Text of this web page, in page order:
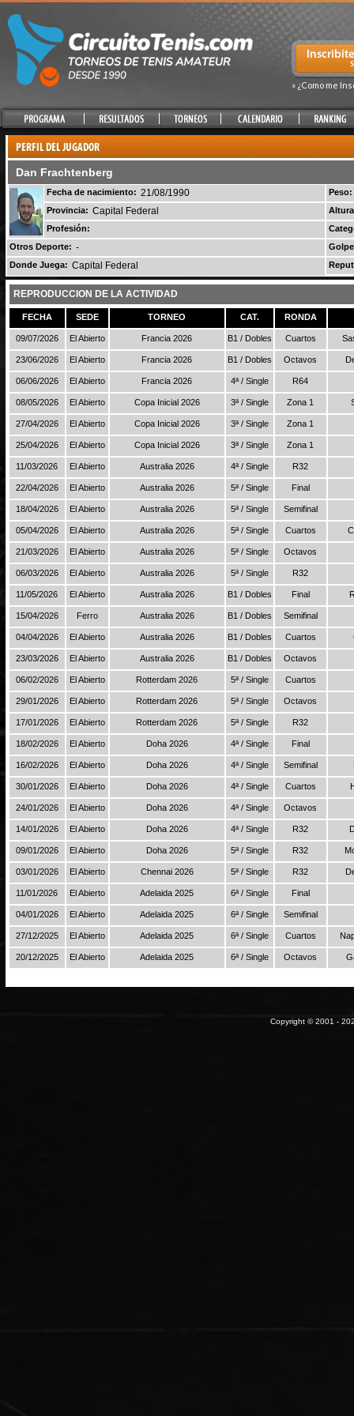
» ¿Como me
Dan Frachtenberg
Fecha de nacimiento: 21/08/1990
Peso:
Provincia: Capital Federal
Profesión:
Otros Deporte: -
Donde Juega: Capital Federal
REPRODUCCION DE LA ACTIVIDAD
FECHA SEDE TORNEO CAT. RONDA
09/07/2026 El Abierto Francia 2026 B1 / Dobles Cuartos
23/06/2026 El Abierto Francia 2026 B1 / Dobles Octavos
06/06/2026 El Abierto Francia 2026 4ª / Single R64
08/05/2026 El Abierto Copa Inicial 2026 3ª / Single Zona 1
27/04/2026 El Abierto Copa Inicial 2026 3ª / Single Zona 1
25/04/2026 El Abierto Copa Inicial 2026 3ª / Single Zona 1
11/03/2026 El Abierto Australia 2026 4ª / Single R32
22/04/2026 El Abierto Australia 2026 5ª / Single Final
18/04/2026 El Abierto Australia 2026 5ª / Single Semifinal
05/04/2026 El Abierto Australia 2026 5ª / Single Cuartos
21/03/2026 El Abierto Australia 2026 5ª / Single Octavos
06/03/2026 El Abierto Australia 2026 5ª / Single R32
11/05/2026 El Abierto Australia 2026 B1 / Dobles Final
15/04/2026 Ferro Australia 2026 B1 / Dobles Semifinal
04/04/2026 El Abierto Australia 2026 B1 / Dobles Cuartos
23/03/2026 El Abierto Australia 2026 B1 / Dobles Octavos
06/02/2026 El Abierto Rotterdam 2026 5ª / Single Cuartos
29/01/2026 El Abierto Rotterdam 2026 5ª / Single Octavos
17/01/2026 El Abierto Rotterdam 2026 5ª / Single R32
18/02/2026 El Abierto Doha 2026 4ª / Single Final
16/02/2026 El Abierto Doha 2026 4ª / Single Semifinal
30/01/2026 El Abierto Doha 2026 4ª / Single Cuartos
24/01/2026 El Abierto Doha 2026 4ª / Single Octavos
14/01/2026 El Abierto Doha 2026 4ª / Single R32
09/01/2026 El Abierto Doha 2026 5ª / Single R32
03/01/2026 El Abierto Chennai 2026 5ª / Single R32
11/01/2026 El Abierto Adelaida 2025 6ª / Single Final
04/01/2026 El Abierto Adelaida 2025 6ª / Single Semifinal
27/12/2025 El Abierto Adelaida 2025 6ª / Single Cuartos
20/12/2025 El Abierto Adelaida 2025 6ª / Single Octavos
Copyright © 2001 -